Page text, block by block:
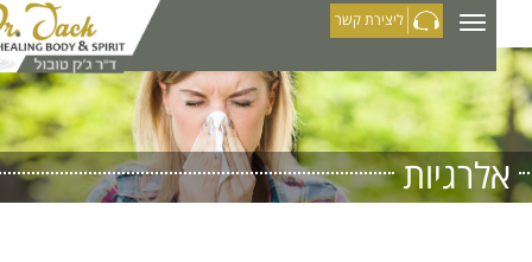
ליצירת קשר
אלרגיות